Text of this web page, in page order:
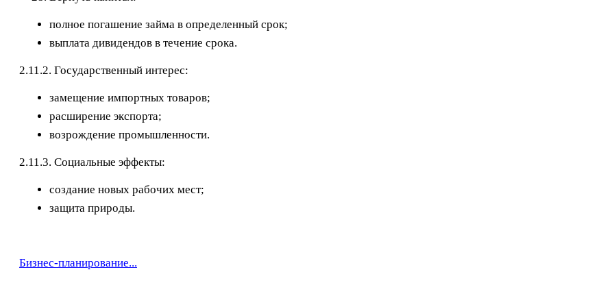
полное погашение займа в определенный срок;
выплата дивидендов в течение срока.
2.11.2. Государственный интерес:
замещение импортных товаров;
расширение экспорта;
возрождение промышленности.
2.11.3. Социальные эффекты:
создание новых рабочих мест;
защита природы.
Бизнес-планирование...